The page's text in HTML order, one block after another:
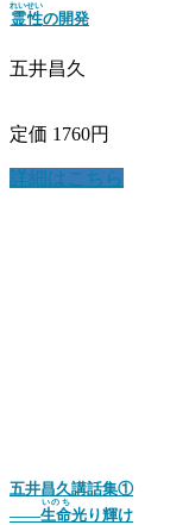
霊性
れいせい
の開発
五井昌久
定価 1760円
詳細はこちら
五井昌久講話集①
――生命
いのち
光り輝け